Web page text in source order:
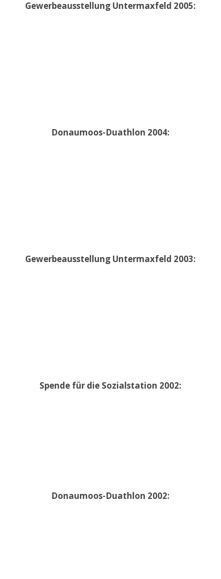
Gewerbeausstellung Untermaxfeld 2005:
Donaumoos-Duathlon 2004:
Gewerbeausstellung Untermaxfeld 2003:
Spende für die Sozialstation 2002:
Donaumoos-Duathlon 2002: